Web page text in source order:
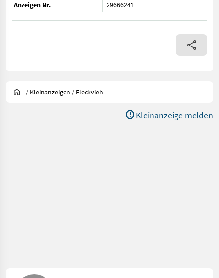
Anzeigen Nr.
29666241
/ Kleinanzeigen / Fleckvieh
Kleinanzeige melden